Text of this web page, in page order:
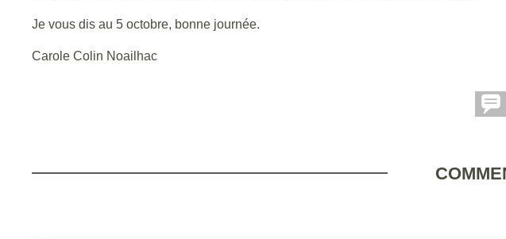
Je vous dis au 5 octobre, bonne journée.
Carole Colin Noailhac